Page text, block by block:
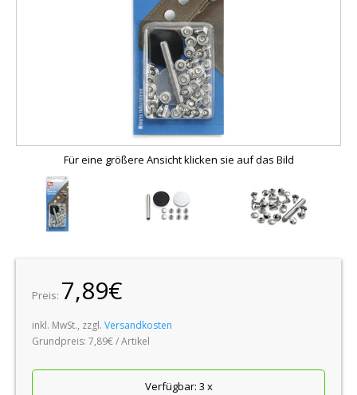
Für eine größere Ansicht klicken sie auf das Bild
Preis: 7,89€
inkl. MwSt., zzgl.Versandkosten
Grundpreis:7,89€ / Artikel
Verfügbar: 3 x